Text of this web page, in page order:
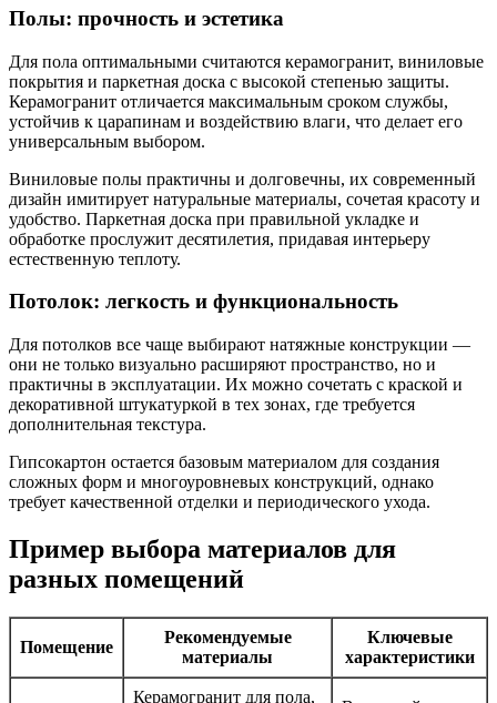
Полы: прочность и эстетика
Для пола оптимальными считаются керамогранит, виниловые
покрытия и паркетная доска с высокой степенью защиты.
Керамогранит отличается максимальным сроком службы,
устойчив к царапинам и воздействию влаги, что делает его
универсальным выбором.
Виниловые полы практичны и долговечны, их современный
дизайн имитирует натуральные материалы, сочетая красоту и
удобство. Паркетная доска при правильной укладке и
обработке прослужит десятилетия, придавая интерьеру
естественную теплоту.
Потолок: легкость и функциональность
Для потолков все чаще выбирают натяжные конструкции —
они не только визуально расширяют пространство, но и
практичны в эксплуатации. Их можно сочетать с краской и
декоративной штукатуркой в тех зонах, где требуется
дополнительная текстура.
Гипсокартон остается базовым материалом для создания
сложных форм и многоуровневых конструкций, однако
требует качественной отделки и периодического ухода.
Пример выбора материалов для
разных помещений
Помещение
Рекомендуемые
материалы
Ключевые
характеристики
Керамогранит для пола,